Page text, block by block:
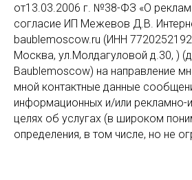
от13.03.2006 г. №38-ФЗ «О
согласие ИП Межевов Д.В.
baublemoscow.ru (ИНН
Москва, ул.Молдагуловой д.30, )
Baublemoscow) на направление
мной контактные данные
информационных и/или
целях об услугах (в широком
определения, в том числе, но не